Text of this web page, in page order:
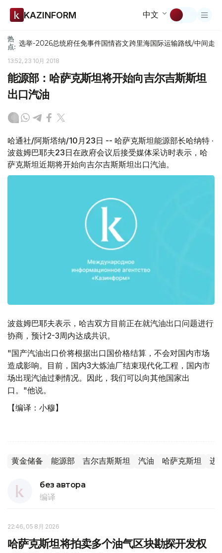
KAZINFORM 中文
热
点: 选举-2026总统府任免事件国情咨文跨里海国际运输路线/中间走廊
13:52, 23 10月 2018
能源部：哈萨克斯坦将开始向吉尔吉斯斯坦
出口汽油
哈通社/阿斯塔纳/10月23日 -- 哈萨克斯坦能源部长哈纳特 ·
波兹姆巴耶夫23日在政府会议后接受媒体采访时表示，哈
萨克斯坦近期将开始向吉尔吉斯斯坦出口汽油。
波兹姆巴耶夫表示，哈吉双方目前正在就汽油出口问题进行
协商，预计2-3周内达成共识。
"国产汽油出口价将根据出口国价格结算，不会对国内市场
造成影响。目前，国内3大炼油厂结束现代化工程，国内市
场出现汽油过剩情况。因此，我们可以向其他国家出
口。"他说。
【编译：小穆】
黄金储备 能源部 吉尔吉斯斯坦 汽油 哈萨克斯坦 进
без автора
编译
22:46, 05 8月 2026
哈萨克斯坦将拍卖多个油气区块勘探开发权